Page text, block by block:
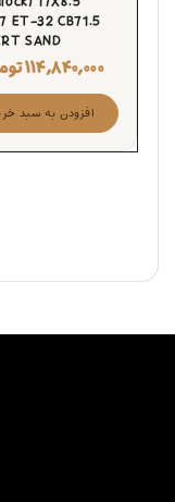
ET-32 CB71.5
SAND
۱۱۴,۸۴۰,۰۰۰
افزودن به سبد